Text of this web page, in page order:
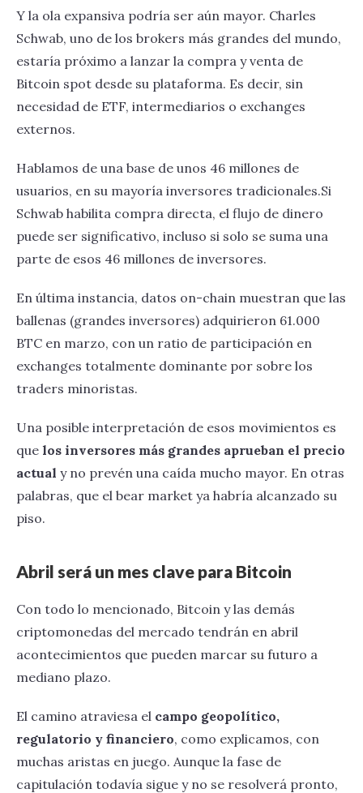
Y la ola expansiva podría ser aún mayor. Charles
Schwab, uno de los brokers más grandes del mundo,
estaría próximo a lanzar la compra y venta de
Bitcoin spot desde su plataforma. Es decir, sin
necesidad de ETF, intermediarios o exchanges
externos.
Hablamos de una base de unos 46 millones de
usuarios, en su mayoría inversores tradicionales.Si
Schwab habilita compra directa, el flujo de dinero
puede ser significativo, incluso si solo se suma una
parte de esos 46 millones de inversores.
En última instancia, datos on-chain muestran que las
ballenas (grandes inversores) adquirieron 61.000
BTC en marzo, con un ratio de participación en
exchanges totalmente dominante por sobre los
traders minoristas.
Una posible interpretación de esos movimientos es
que los inversores más grandes aprueban el precio
actual y no prevén una caída mucho mayor. En otras
palabras, que el bear market ya habría alcanzado su
piso.
Abril será un mes clave para Bitcoin
Con todo lo mencionado, Bitcoin y las demás
criptomonedas del mercado tendrán en abril
acontecimientos que pueden marcar su futuro a
mediano plazo.
El camino atraviesa el campo geopolítico,
regulatorio y financiero, como explicamos, con
muchas aristas en juego. Aunque la fase de
capitulación todavía sigue y no se resolverá pronto,